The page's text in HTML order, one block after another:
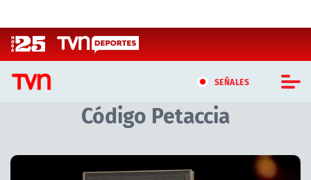
SEÑALES
CASTING MASTERCHEF CHILE
CASTING TVN VERTICAL
Código Petaccia